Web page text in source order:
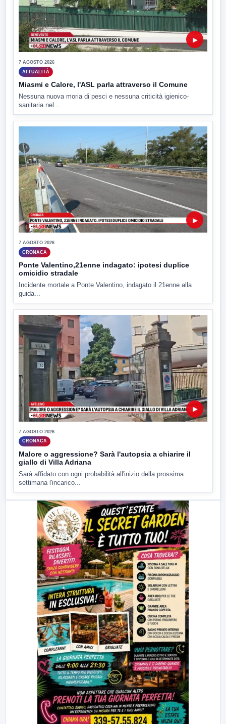
▶
7 AGOSTO 2026
ATTUALITÀ
Miasmi e Calore, l'ASL parla attraverso il Comune
Nessuna nuova moria di pesci e nessuna criticità igienico-
sanitaria nel...
▶
7 AGOSTO 2026
CRONACA
Ponte Valentino,21enne indagato: ipotesi duplice
omicidio stradale
Incidente mortale a Ponte Valentino, indagato il 21enne alla
guida...
▶
7 AGOSTO 2026
CRONACA
Malore o aggressione? Sarà l'autopsia a chiarire il
giallo di Villa Adriana
Sarà affidato con ogni probabilità all'inizio della prossima
settimana l'incarico...